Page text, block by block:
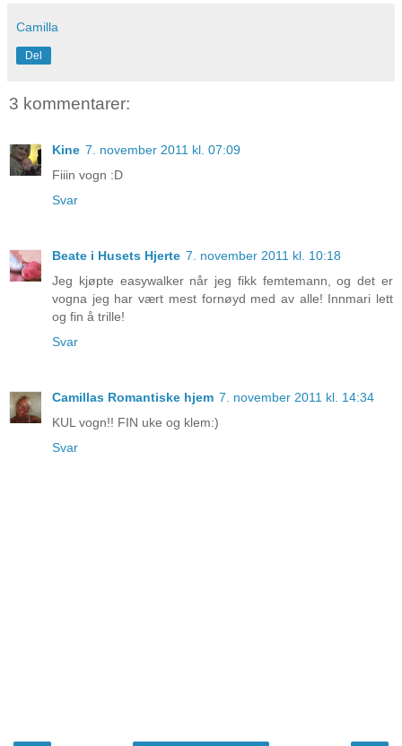
Camilla
Del
3 kommentarer:
Kine 7. november 2011 kl. 07:09
Fiiin vogn :D
Svar
Beate i Husets Hjerte 7. november 2011 kl. 10:18
Jeg kjøpte easywalker når jeg fikk femtemann, og det er
vogna jeg har vært mest fornøyd med av alle! Innmari lett
og fin å trille!
Svar
Camillas Romantiske hjem 7. november 2011 kl. 14:34
KUL vogn!! FIN uke og klem:)
Svar